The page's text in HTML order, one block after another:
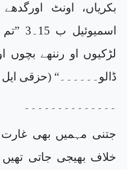
بکریاں، اونٹ
لڑکیوں او رننھے بچوں
ڈالو۔۔۔۔۔۔“ (حزقی ایل
۔۔۔۔۔۔۔۔۔۔۔۔۔۔
جتنی مہمیں بھی
خلاف بھیجی جاتی